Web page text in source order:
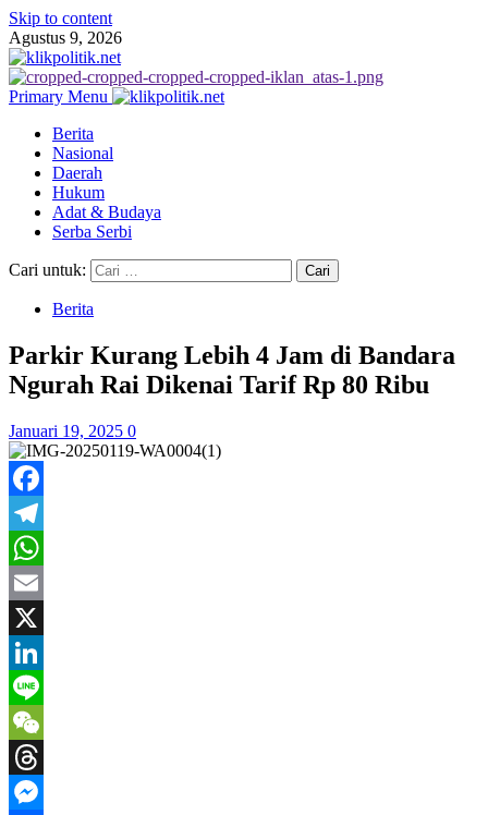
Skip to content
Agustus 9, 2026
Primary Menu
Berita
Nasional
Daerah
Hukum
Adat & Budaya
Serba Serbi
Cari untuk:
Berita
Parkir Kurang Lebih 4 Jam di Bandara
Ngurah Rai Dikenai Tarif Rp 80 Ribu
Januari 19, 2025 0
Facebook
Telegram
WhatsApp
Email
X
LinkedIn
Line
WeChat
Threads